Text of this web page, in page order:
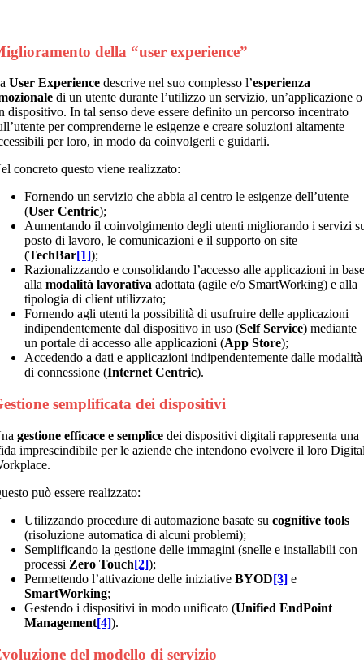
della “user experience”
User Experience descrive nel suo complesso l’esperienza
di un utente durante l’utilizzo un servizio, un’applicazione o
dispositivo. In tal senso deve essere definito un percorso incentrato
per comprenderne le esigenze e creare soluzioni altamente
per loro, in modo da coinvolgerli e guidarli.
concreto questo viene realizzato:
Fornendo un servizio che abbia al centro le esigenze dell’utente
(User Centric);
Aumentando il coinvolgimento degli utenti migliorando i servizi
posto di lavoro, le comunicazioni e il supporto on site
(TechBar[1]);
Razionalizzando e consolidando l’accesso alle applicazioni in
allamodalità lavorativa adottata (agile e/o SmartWorking) e alla
tipologia di client utilizzato;
Fornendo agli utenti la possibilità di usufruire delle applicazioni
indipendentemente dal dispositivo in uso (Self Service) mediante
un portale di accesso alle applicazioni (App Store);
Accedendo a dati e applicazioni indipendentemente dalle modalità
di connessione (Internet Centric).
semplificata dei dispositivi
gestione efficace e semplice dei dispositivi digitali rappresenta una
imprescindibile per le aziende che intendono evolvere il loro
può essere realizzato:
Utilizzando procedure di automazione basate sucognitive tools
(risoluzione automatica di alcuni problemi);
Semplificando la gestione delle immagini (snelle e installabili con
processi Zero Touch[2]);
Permettendo l’attivazione delle iniziativeBYOD[3] e
SmartWorking;
Gestendo i dispositivi in modo unificato (Unified EndPoint
Management[4]).
del modello di servizio